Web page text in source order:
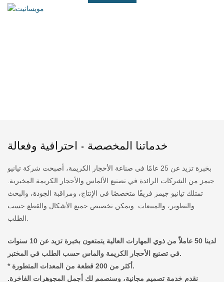
خدماتنا المخصصة - احترافية وفعالة
بخبرة تزيد عن 25 عامًا في صناعة الأحجار الكريمة، أصبحت شركة تيانيو
جيمز من الشركات الرائدة في تصنيع الألماس والأحجار الكريمة المخبرية.
تمتلك تيانيو جيمز فريقًا متخصصًا في الإنتاج، ومراقبة الجودة، والبحث
والتطوير، والمبيعات. ويمكن تخصيص جميع الأشكال والقطع حسب
لدينا 50 عاملاً من ذوي المهارات العالية يتمتعون بخبرة تزيد عن 10 سنوات
في تصنيع الأحجار الكريمة والماس حسب الطلب في المختبر.
* أكثر من 200 قطعة من المعدات المتطورة.
نقدم خدمة تصميم مجانية، وسنصمم لك أجمل المجوهرات الفاخرة.